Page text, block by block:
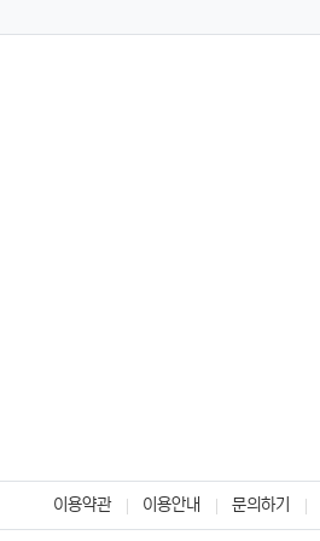
이용약관 이용안내 문의하기